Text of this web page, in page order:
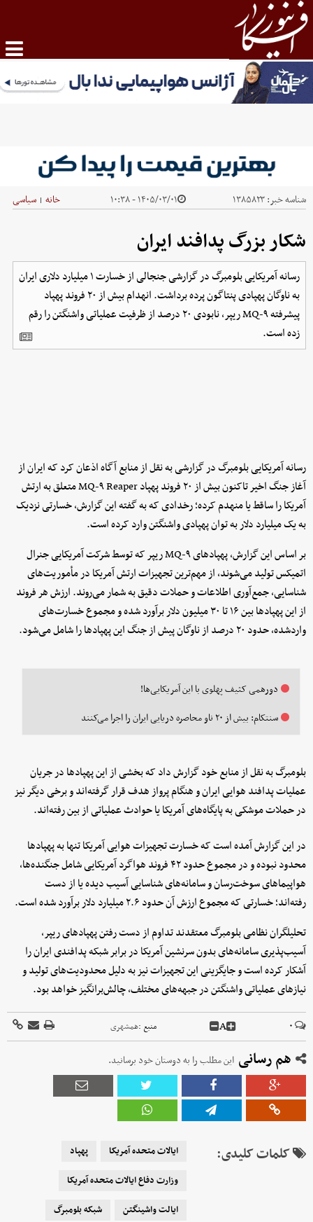
شناسه خبر:۱۳۸۵۸۲۳ ۱۴۰۵/۰۳/۰۱ - ۱۰:۳۸ خانه | سیاسی
شکار بزرگ پدافند ایران
رسانه آمریکایی بلومبرگ در گزارشی جنجالی از خسارت ۱ میلیارد دلاری ایران
به ناوگان پهپادی پنتاگون پرده برداشت. انهدام بیش از ۲۰ فروند پهپاد
پیشرفته MQ-۹ ریپر، نابودی ۲۰ درصد از ظرفیت عملیاتی واشنگتن را رقم
زده است.
رسانه آمریکایی بلومبرگ در گزارشی به نقل از منابع آگاه اذعان کرد که ایران از
آغاز جنگ اخیر تاکنون بیش از ۲۰ فروند پهپاد MQ-۹ Reaper متعلق به ارتش
آمریکا را ساقط یا منهدم کرده؛ رخدادی که به گفته این گزارش، خسارتی نزدیک
به یک میلیارد دلار به توان پهپادی واشنگتن وارد کرده است.
بر اساس این گزارش، پهپادهای MQ-۹ ریپر که توسط شرکت آمریکایی جنرال
اتمیکس تولید می‌شوند، از مهم‌ترین تجهیزات ارتش آمریکا در مأموریت‌های
شناسایی، جمع‌آوری اطلاعات و حملات دقیق به شمار می‌روند. ارزش هر فروند
از این پهپادها بین ۱۶ تا ۳۰ میلیون دلار برآورد شده و مجموع خسارت‌های
واردشده، حدود ۲۰ درصد از ناوگان پیش از جنگ این پهپادها را شامل می‌شود.
دورهمی کثیف پهلوی با این آمریکایی‌ها!
سنتکام: بیش از ۲۰ ناو محاصره دریایی ایران را اجرا می‌کنند
بلومبرگ به نقل از منابع خود گزارش داد که بخشی از این پهپادها در جریان
عملیات پدافند هوایی ایران و هنگام پرواز هدف قرار گرفته‌اند و برخی دیگر نیز
در حملات موشکی به پایگاه‌های آمریکا یا حوادث عملیاتی از بین رفته‌اند.
در این گزارش آمده است که خسارت تجهیزات هوایی آمریکا تنها به پهپادها
محدود نبوده و در مجموع حدود ۴۲ فروند هواگرد آمریکایی شامل جنگنده‌ها،
هواپیماهای سوخت‌رسان و سامانه‌های شناسایی آسیب دیده یا از دست
رفته‌اند؛ خسارتی که مجموع ارزش آن حدود ۲.۶ میلیارد دلار برآورد شده است.
تحلیلگران نظامی بلومبرگ معتقدند تداوم از دست رفتن پهپادهای ریپر،
آسیب‌پذیری سامانه‌های بدون سرنشین آمریکا در برابر شبکه پدافندی ایران را
آشکار کرده است و جایگزینی این تجهیزات نیز به دلیل محدودیت‌های تولید و
نیازهای عملیاتی واشنگتن در جبهه‌های مختلف، چالش‌برانگیز خواهد بود.
۰ A منبع :همشهری
هم رسانی این مطلب را به دوستان خود برسانید.
کلمات کلیدی: ایالات متحده آمریکا
پهپاد
وزارت دفاع ایالات متحده آمریکا
ایالت واشینگتن
شبکه بلومبرگ